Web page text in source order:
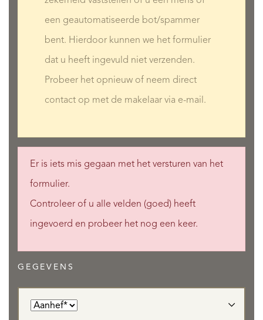
een geautomatiseerde bot/spammer
bent. Hierdoor kunnen we het formulier
dat u heeft ingevuld niet verzenden.
Probeer het opnieuw of neem direct
contact op met de makelaar via e-mail.
Er is iets mis gegaan met het versturen van het
formulier.
Controleer of u alle velden (goed) heeft
ingevoerd en probeer het nog een keer.
GEGEVENS